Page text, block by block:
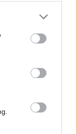
σήμερα
στη